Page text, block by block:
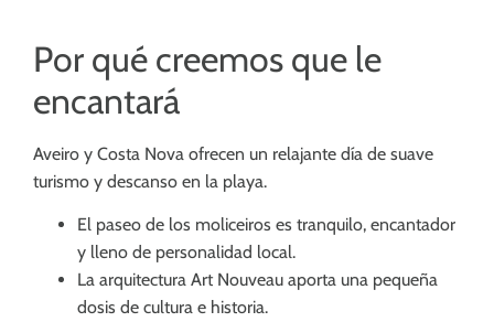
Por qué creemos que le
encantará
Aveiro y Costa Nova ofrecen un relajante día de suave
turismo y descanso en la playa.
El paseo de los moliceiros es tranquilo, encantador
y lleno de personalidad local.
La arquitectura Art Nouveau aporta una pequeña
dosis de cultura e historia.